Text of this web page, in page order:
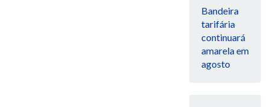
Bandeira
tarifária
continuará
amarela em
agosto